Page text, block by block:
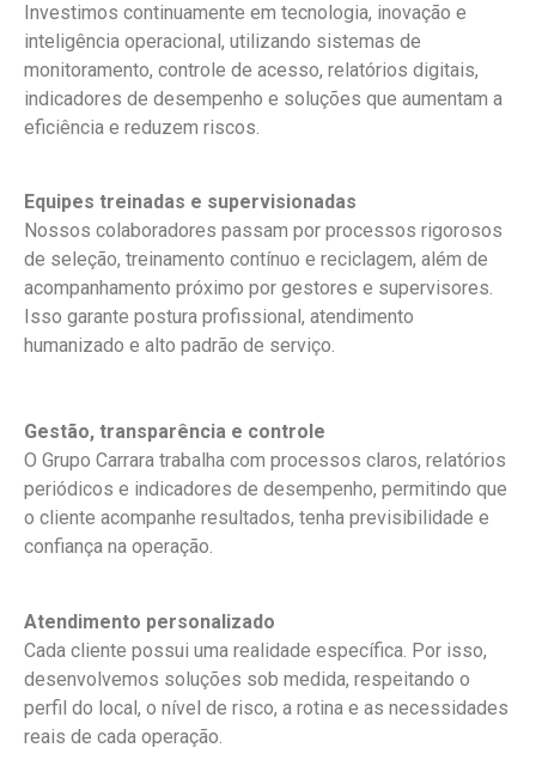
Investimos continuamente em tecnologia, inovação e
inteligência operacional, utilizando sistemas de
monitoramento, controle de acesso, relatórios digitais,
indicadores de desempenho e soluções que aumentam a
eficiência e reduzem riscos.
Equipes treinadas e supervisionadas
Nossos colaboradores passam por processos rigorosos
de seleção, treinamento contínuo e reciclagem, além de
acompanhamento próximo por gestores e supervisores.
Isso garante postura profissional, atendimento
humanizado e alto padrão de serviço.
Gestão, transparência e controle
O Grupo Carrara trabalha com processos claros, relatórios
periódicos e indicadores de desempenho, permitindo que
o cliente acompanhe resultados, tenha previsibilidade e
confiança na operação.
Atendimento personalizado
Cada cliente possui uma realidade específica. Por isso,
desenvolvemos soluções sob medida, respeitando o
perfil do local, o nível de risco, a rotina e as necessidades
reais de cada operação.